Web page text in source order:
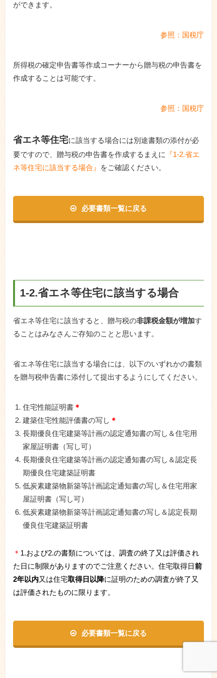
ができます。
参照：国税庁
所得税の確定申告書等作成コーナーから贈与税の申告書を
作成することは可能です。
参照：国税庁
省エネ等住宅に該当する場合には別途書類の添付が必
要ですので、贈与税の申告書を作成するまえに
『1-2.省エ
ネ等住宅に該当する場合』
をご確認ください。
必要書類一覧に戻る
1-2.省エネ等住宅に該当する場合
省エネ等住宅に該当すると、贈与税の非課税金額が増加す
ることはみなさんご存知のことと思います。
省エネ等住宅に該当する場合には、以下のいずれかの書類
を贈与税申告書に添付して提出するようにしてください。
住宅性能証明書 ＊
建築住宅性能評価書の写し ＊
長期優良住宅建築等計画の認定通知書の写し＆住宅用
家屋証明書（写し可）
長期優良住宅建築等計画の認定通知書の写し＆認定長
期優良住宅建築証明書
低炭素建築物新築等計画認定通知書の写し＆住宅用家
屋証明書（写し可）
低炭素建築物新築等計画認定通知書の写し＆認定長期
優良住宅建築証明書
＊ 1.および2.の書類については、調査の終了又は評価され
た日に制限がありますのでご注意ください。住宅取得日前
2年以内又は住宅取得日以降に証明のための調査が終了又
は評価されたものに限ります。
必要書類一覧に戻る